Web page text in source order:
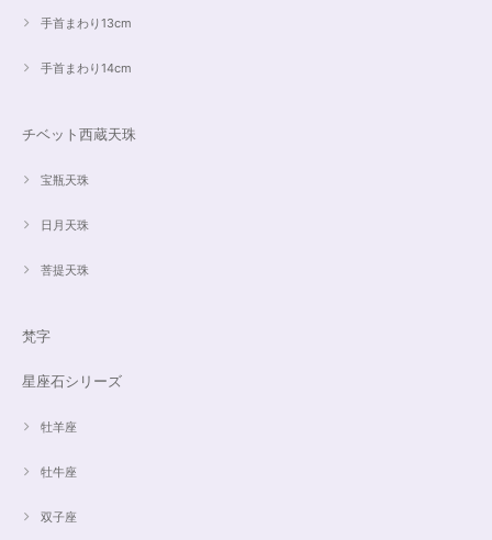
手首まわり13cm
手首まわり14cm
チベット西蔵天珠
宝瓶天珠
日月天珠
菩提天珠
梵字
星座石シリーズ
牡羊座
牡牛座
双子座